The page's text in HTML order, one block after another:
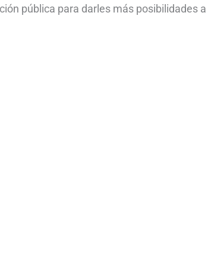
pública para darles más posibilidades a